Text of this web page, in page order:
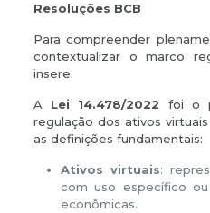
Resoluções BCB
Para compreender
contextualizar o marco
insere.
A Lei 14.478/2022 foi o
regulação dos ativos
as definições fundamentais:
Ativos virtuais:
com uso específico
econômicas.